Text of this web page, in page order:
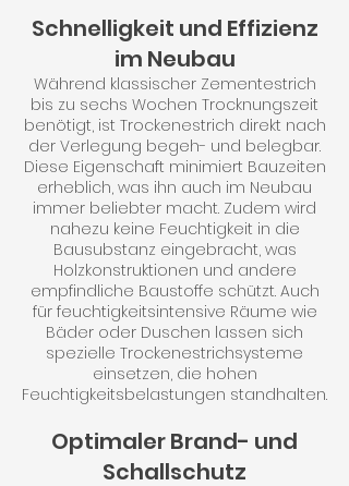
Schnelligkeit und Effizienz
im Neubau
Während klassischer Zementestrich
bis zu sechs Wochen Trocknungszeit
benötigt, ist Trockenestrich direkt nach
der Verlegung begeh- und belegbar.
Diese Eigenschaft minimiert Bauzeiten
erheblich, was ihn auch im Neubau
immer beliebter macht. Zudem wird
nahezu keine Feuchtigkeit in die
Bausubstanz eingebracht, was
Holzkonstruktionen und andere
empfindliche Baustoffe schützt. Auch
für feuchtigkeitsintensive Räume wie
Bäder oder Duschen lassen sich
spezielle Trockenestrichsysteme
einsetzen, die hohen
Feuchtigkeitsbelastungen standhalten.
Optimaler Brand- und
Schallschutz